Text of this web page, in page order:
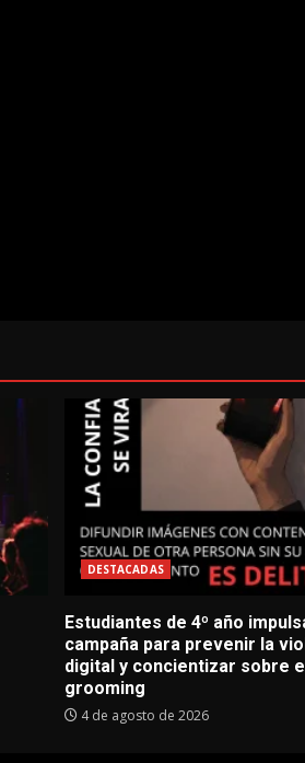
DESTACADAS
Estudiantes de 4º año
campaña para prevenir la
digital y concientizar sobre
grooming
4 de agosto de 2026